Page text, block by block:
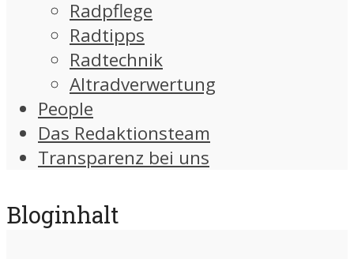
Radpflege
Radtipps
Radtechnik
Altradverwertung
People
Das Redaktionsteam
Transparenz bei uns
Bloginhalt